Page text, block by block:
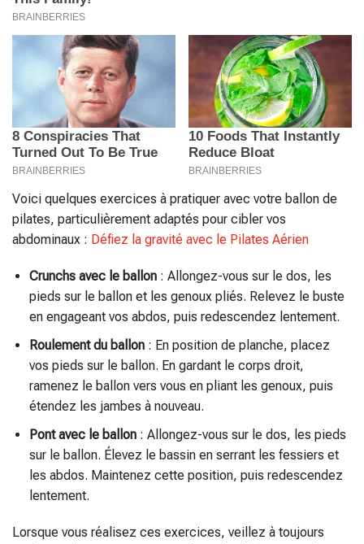
Voici quelques exercices à pratiquer avec votre ballon de
pilates, particulièrement adaptés pour cibler vos
abdominaux : Défiez la gravité avec le Pilates Aérien
Crunchs avec le ballon: Allongez-vous sur le dos, les
pieds sur le ballon et les genoux pliés. Relevez le buste
en engageant vos abdos, puis redescendez lentement.
Roulement du ballon: En position de planche, placez
vos pieds sur le ballon. En gardant le corps droit,
ramenez le ballon vers vous en pliant les genoux, puis
étendez les jambes à nouveau.
Pont avec le ballon: Allongez-vous sur le dos, les pieds
sur le ballon. Élevez le bassin en serrant les fessiers et
les abdos. Maintenez cette position, puis redescendez
lentement.
Lorsque vous réalisez ces exercices, veillez à toujours